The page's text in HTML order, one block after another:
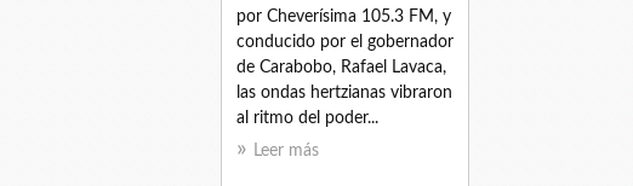
por Cheverísima 105.3 FM, y
conducido por el gobernador
de Carabobo, Rafael Lavaca,
las ondas hertzianas vibraron
al ritmo del poder...
Leer más